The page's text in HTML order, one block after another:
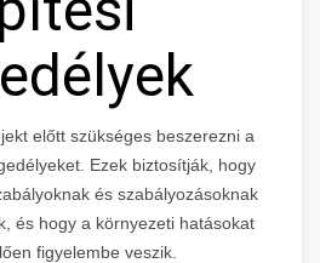
előtt szükséges beszerezni a
Ezek biztosítják, hogy
és szabályozásoknak
és hogy a környezeti hatásokat
figyelembe veszik.